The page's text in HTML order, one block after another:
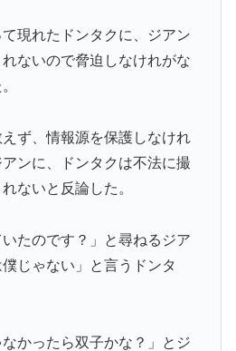
現れたドンタクに、ジアン
ないので脅迫しなけれがな
ず、情報源を保護しなけれ
ンに、ドンタクは不法に撮
ないと反論した。
いたのです？」と尋ねるジア
じゃない」と言うドンタ
なかったら双子かな？」とジ